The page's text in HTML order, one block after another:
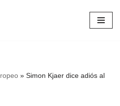
» Simon Kjaer dice adiós al